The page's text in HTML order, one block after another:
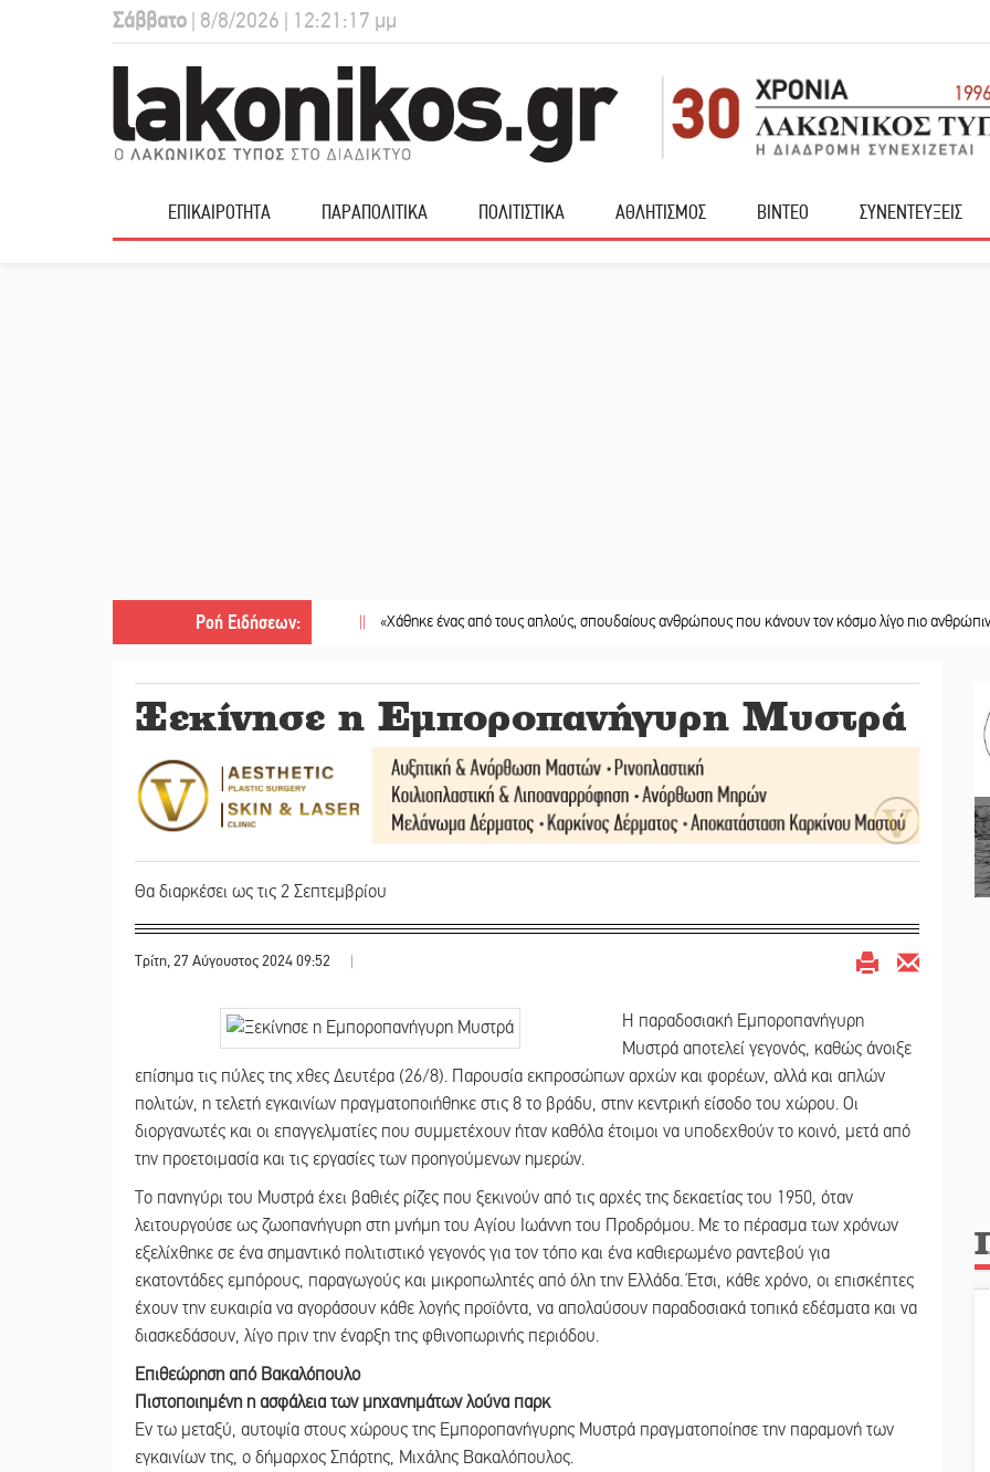
Σάββατο | 8/8/2026 | 12:21:17 μμ
ΕΠΙΚΑΙΡΟΤΗΤΑ ΠΑΡΑΠΟΛΙΤΙΚΑ ΠΟΛΙΤΙΣΤΙΚΑ ΑΘΛΗΤΙΣΜΟΣ ΒΙΝΤΕΟ ΣΥΝΕΝΤΕΥΞΕΙΣ
Ροή Ειδήσεων:
|| «Χάθηκε ένας από τους απλούς, σπουδαίους ανθρώπους που κάνουν τον κόσμο λίγο πιο ανθρώπινο» ||
Ξεκίνησε η Εμποροπανήγυρη Μυστρά
Θα διαρκέσει ως τις 2 Σεπτεμβρίου
Τρίτη, 27 Αύγουστος 2024 09:52 |
Η παραδοσιακή Εμποροπανήγυρη
Μυστρά αποτελεί γεγονός, καθώς άνοιξε
επίσημα τις πύλες της χθες Δευτέρα (26/8). Παρουσία εκπροσώπων αρχών και φορέων, αλλά και απλών
πολιτών, η τελετή εγκαινίων πραγματοποιήθηκε στις 8 το βράδυ, στην κεντρική είσοδο του χώρου. Οι
διοργανωτές και οι επαγγελματίες που συμμετέχουν ήταν καθόλα έτοιμοι να υποδεχθούν το κοινό, μετά από
την προετοιμασία και τις εργασίες των προηγούμενων ημερών.
Το πανηγύρι του Μυστρά έχει βαθιές ρίζες που ξεκινούν από τις αρχές της δεκαετίας του 1950, όταν
λειτουργούσε ως ζωοπανήγυρη στη μνήμη του Αγίου Ιωάννη του Προδρόμου. Με το πέρασμα των χρόνων
εξελίχθηκε σε ένα σημαντικό πολιτιστικό γεγονός για τον τόπο και ένα καθιερωμένο ραντεβού για
εκατοντάδες εμπόρους, παραγωγούς και μικροπωλητές από όλη την Ελλάδα. Έτσι, κάθε χρόνο, οι επισκέπτες
έχουν την ευκαιρία να αγοράσουν κάθε λογής προϊόντα, να απολαύσουν παραδοσιακά τοπικά εδέσματα και να
διασκεδάσουν, λίγο πριν την έναρξη της φθινοπωρινής περιόδου.
Επιθεώρηση από Βακαλόπουλο
Πιστοποιημένη η ασφάλεια των μηχανημάτων λούνα παρκ
Εν τω μεταξύ, αυτοψία στους χώρους της Εμποροπανήγυρης Μυστρά πραγματοποίησε την παραμονή των
εγκαινίων της, ο δήμαρχος Σπάρτης, Μιχάλης Βακαλόπουλος.